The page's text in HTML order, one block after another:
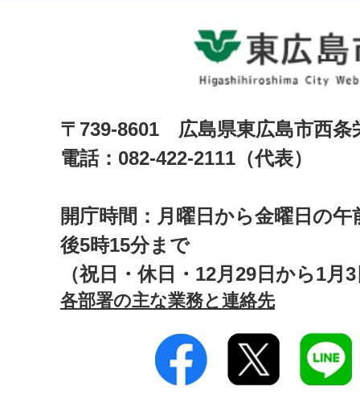
〒739-8601 広島県東広島市西
電話：082-422-2111（代表）
開庁時間：月曜日から金曜日の午
後5時15分まで
（祝日・休日・12月29日から1月
各部署の主な業務と連絡先